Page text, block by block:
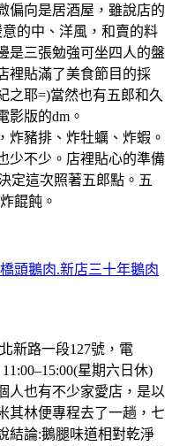
偏向是居酒屋，雖說店的
的中、洋風，和賣的料
是三張勉強可坐四人的盤
裡貼滿了美食節目的採
之耶=)當然也有五郎和久
影版的dm。
炸豬排、炸牡蠣、炸蝦。
少不少。店裡貼心的準備
定這次照著五郎點。五
餛飩。
頭鵝肉.新店三十年鵝肉
新路一段127號，電
星期六日休)
人也有不少家愛店，是以
其林便專程去了一趟，七
結論:鵝腿味道相對乾淨